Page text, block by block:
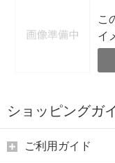
こ
イ
ショッピングガ
ご利用ガイド